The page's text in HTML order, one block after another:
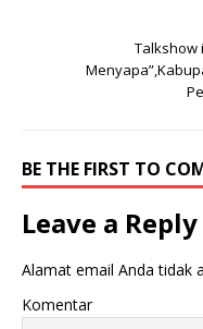
Talkshow
BE THE FIRST TO
Leave a Reply
Alamat email Anda tidak
Komentar